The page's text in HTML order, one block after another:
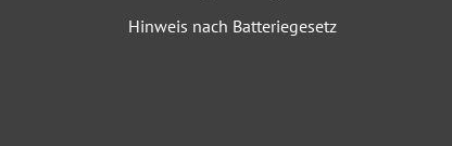
Hinweis nach Batteriegesetz